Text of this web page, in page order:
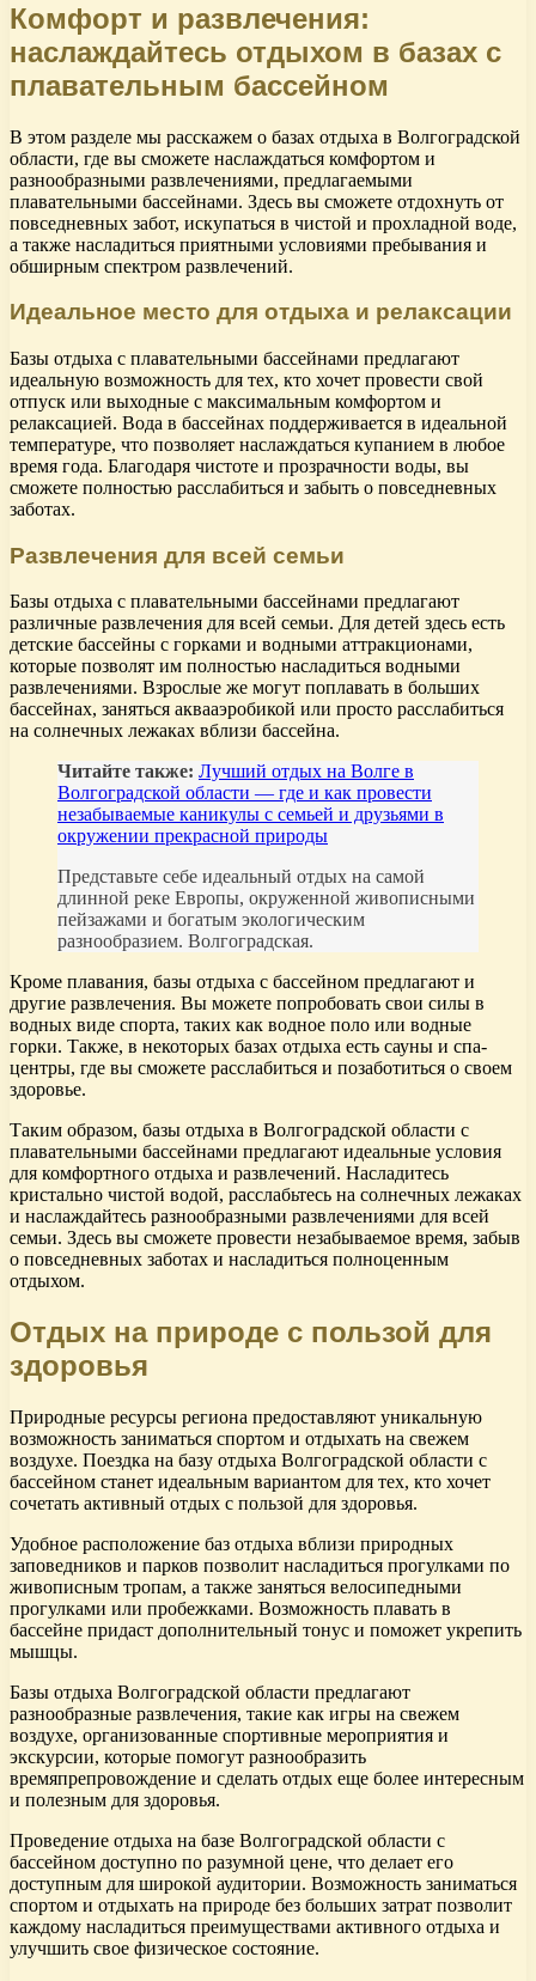
Комфорт и развлечения:
наслаждайтесь отдыхом в базах с
плавательным бассейном
В этом разделе мы расскажем о базах отдыха в Волгоградской
области, где вы сможете наслаждаться комфортом и
разнообразными развлечениями, предлагаемыми
плавательными бассейнами. Здесь вы сможете отдохнуть от
повседневных забот, искупаться в чистой и прохладной воде,
а также насладиться приятными условиями пребывания и
обширным спектром развлечений.
Идеальное место для отдыха и релаксации
Базы отдыха с плавательными бассейнами предлагают
идеальную возможность для тех, кто хочет провести свой
отпуск или выходные с максимальным комфортом и
релаксацией. Вода в бассейнах поддерживается в идеальной
температуре, что позволяет наслаждаться купанием в любое
время года. Благодаря чистоте и прозрачности воды, вы
сможете полностью расслабиться и забыть о повседневных
заботах.
Развлечения для всей семьи
Базы отдыха с плавательными бассейнами предлагают
различные развлечения для всей семьи. Для детей здесь есть
детские бассейны с горками и водными аттракционами,
которые позволят им полностью насладиться водными
развлечениями. Взрослые же могут поплавать в больших
бассейнах, заняться аквааэробикой или просто расслабиться
на солнечных лежаках вблизи бассейна.
Читайте также: Лучший отдых на Волге в
Волгоградской области — где и как провести
незабываемые каникулы с семьей и друзьями в
окружении прекрасной природы
Представьте себе идеальный отдых на самой
длинной реке Европы, окруженной живописными
пейзажами и богатым экологическим
разнообразием. Волгоградская.
Кроме плавания, базы отдыха с бассейном предлагают и
другие развлечения. Вы можете попробовать свои силы в
водных виде спорта, таких как водное поло или водные
горки. Также, в некоторых базах отдыха есть сауны и спа-
центры, где вы сможете расслабиться и позаботиться о своем
здоровье.
Таким образом, базы отдыха в Волгоградской области с
плавательными бассейнами предлагают идеальные условия
для комфортного отдыха и развлечений. Насладитесь
кристально чистой водой, расслабьтесь на солнечных лежаках
и наслаждайтесь разнообразными развлечениями для всей
семьи. Здесь вы сможете провести незабываемое время, забыв
о повседневных заботах и насладиться полноценным
отдыхом.
Отдых на природе с пользой для
здоровья
Природные ресурсы региона предоставляют уникальную
возможность заниматься спортом и отдыхать на свежем
воздухе. Поездка на базу отдыха Волгоградской области с
бассейном станет идеальным вариантом для тех, кто хочет
сочетать активный отдых с пользой для здоровья.
Удобное расположение баз отдыха вблизи природных
заповедников и парков позволит насладиться прогулками по
живописным тропам, а также заняться велосипедными
прогулками или пробежками. Возможность плавать в
бассейне придаст дополнительный тонус и поможет укрепить
мышцы.
Базы отдыха Волгоградской области предлагают
разнообразные развлечения, такие как игры на свежем
воздухе, организованные спортивные мероприятия и
экскурсии, которые помогут разнообразить
времяпрепровождение и сделать отдых еще более интересным
и полезным для здоровья.
Проведение отдыха на базе Волгоградской области с
бассейном доступно по разумной цене, что делает его
доступным для широкой аудитории. Возможность заниматься
спортом и отдыхать на природе без больших затрат позволит
каждому насладиться преимуществами активного отдыха и
улучшить свое физическое состояние.